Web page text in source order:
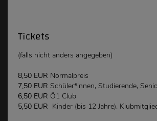
Tickets
(falls nicht anders angegeben)
8,50 EUR Normalpreis
7,50 EUR Schüler*innen, Studierende,
6,50 EUR Ö1 Club
5,50 EUR Kinder (bis 12 Jahre),